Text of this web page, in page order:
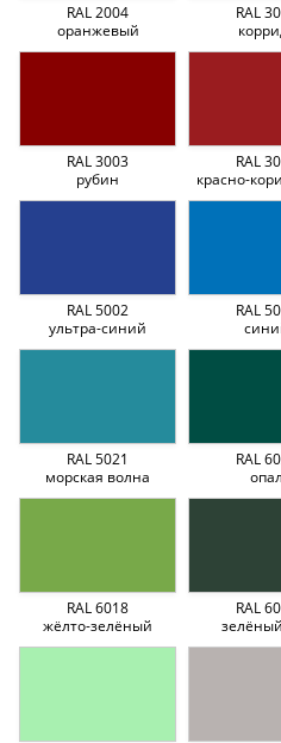
RAL 2004
оранжевый
RAL
RAL 3003
рубин
RAL
красно-
RAL 5002
ультра-синий
RAL
RAL 5021
морская волна
RAL
опал
RAL 6018
жёлто-зелёный
RAL